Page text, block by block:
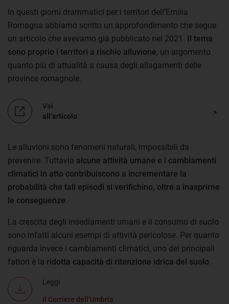
In questi giorni drammatici per i territori dell’Emilia
Romagna abbiamo scritto un approfondimento che segue
un articolo che avevamo già pubblicato nel 2021. Il tema
sono proprio i territori a rischio alluvione, un argomento
quanto più di attualità a causa degli allagamenti delle
province romagnole.
Vai
all’articolo
Le alluvioni sono fenomeni naturali, impossibili da
prevenire. Tuttavia alcune attività umane e i cambiamenti
climatici in atto contribuiscono a incrementare la
probabilità che tali episodi si verifichino, oltre a inasprirne
le conseguenze
La crescita degli insediamenti umani e il consumo di suolo
sono infatti alcuni esempi di attività pericolose. Per quanto
riguarda invece i cambiamenti climatici, uno dei principali
fattori è la ridotta capacità di ritenzione idrica del suolo
Leggi
Il Corriere dell’Umbria